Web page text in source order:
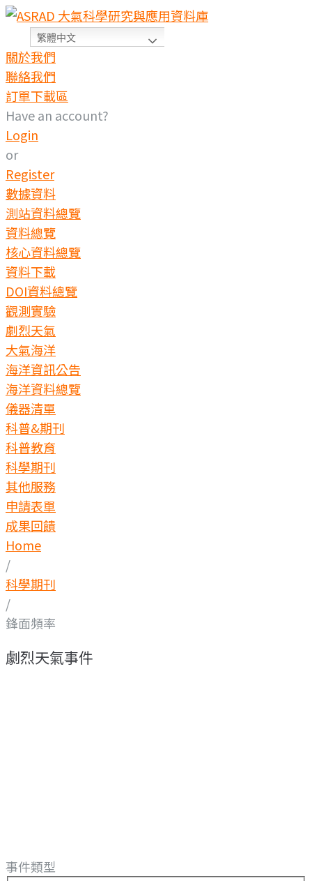
繁體中文
關於我們
聯絡我們
訂單下載區
Have an account?
Login
or
Register
數據資料
測站資料總覽
資料總覽
核心資料總覽
資料下載
DOI資料總覽
觀測實驗
劇烈天氣
大氣海洋
海洋資訊公告
海洋資料總覽
儀器清單
科普&期刊
科普教育
科學期刊
其他服務
申請表單
成果回饋
Home
/
科學期刊
/
鋒面頻率
劇烈天氣事件
事件類型